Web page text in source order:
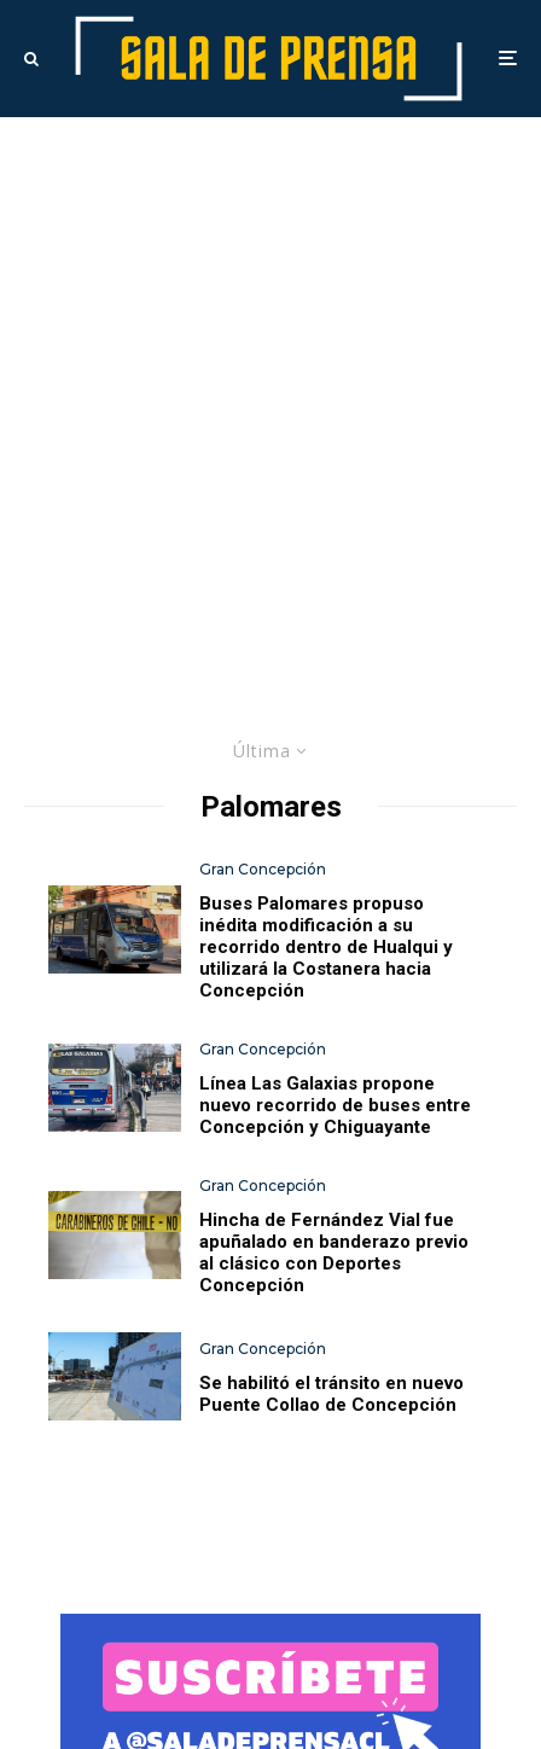
Última
Palomares
Gran Concepción
Buses Palomares propuso
inédita modificación a su
recorrido dentro de Hualqui y
utilizará la Costanera hacia
Concepción
Gran Concepción
Línea Las Galaxias propone
nuevo recorrido de buses entre
Concepción y Chiguayante
Gran Concepción
Hincha de Fernández Vial fue
apuñalado en banderazo previo
al clásico con Deportes
Concepción
Gran Concepción
Se habilitó el tránsito en nuevo
Puente Collao de Concepción